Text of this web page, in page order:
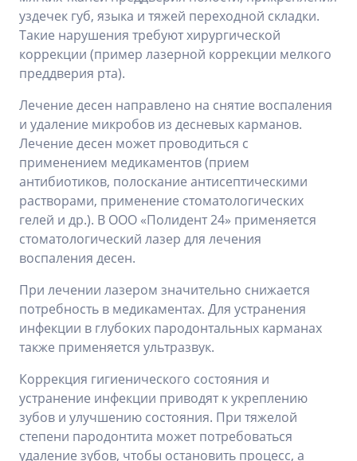
уздечек губ, языка и тяжей переходной складки.
Такие нарушения требуют хирургической
коррекции (пример лазерной коррекции мелкого
преддверия рта).
Лечение десен направлено на снятие воспаления
и удаление микробов из десневых карманов.
Лечение десен может проводиться с
применением медикаментов (прием
антибиотиков, полоскание антисептическими
растворами, применение стоматологических
гелей и др.). В ООО «Полидент 24» применяется
стоматологический лазер для лечения
воспаления десен.
При лечении лазером значительно снижается
потребность в медикаментах. Для устранения
инфекции в глубоких пародонтальных карманах
также применяется ультразвук.
Коррекция гигиенического состояния и
устранение инфекции приводят к укреплению
зубов и улучшению состояния. При тяжелой
степени пародонтита может потребоваться
удаление зубов, чтобы остановить процесс, а